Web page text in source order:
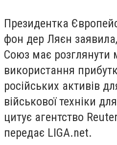
Президентка
фон дер Ляєн
Союз має розглянути
використання
російських активів
військової техніки
цитує агентство
передає LIGA.net.